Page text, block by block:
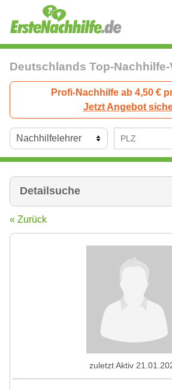
Deutschlands Top-
Profi-Nachhilfe ab 4,50 €
Jetzt Angebot
Detailsuche
« Zurück
zuletzt Aktiv